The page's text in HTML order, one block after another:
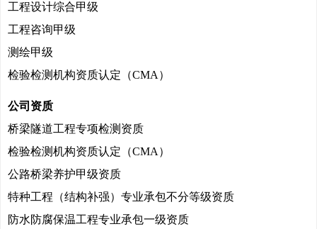
工程设计综合甲级
工程咨询甲级
测绘甲级
检验检测机构资质认定（CMA）
公司资质
桥梁隧道工程专项检测资质
检验检测机构资质认定（CMA）
公路桥梁养护甲级资质
特种工程（结构补强）专业承包不分等级资质
防水防腐保温工程专业承包一级资质